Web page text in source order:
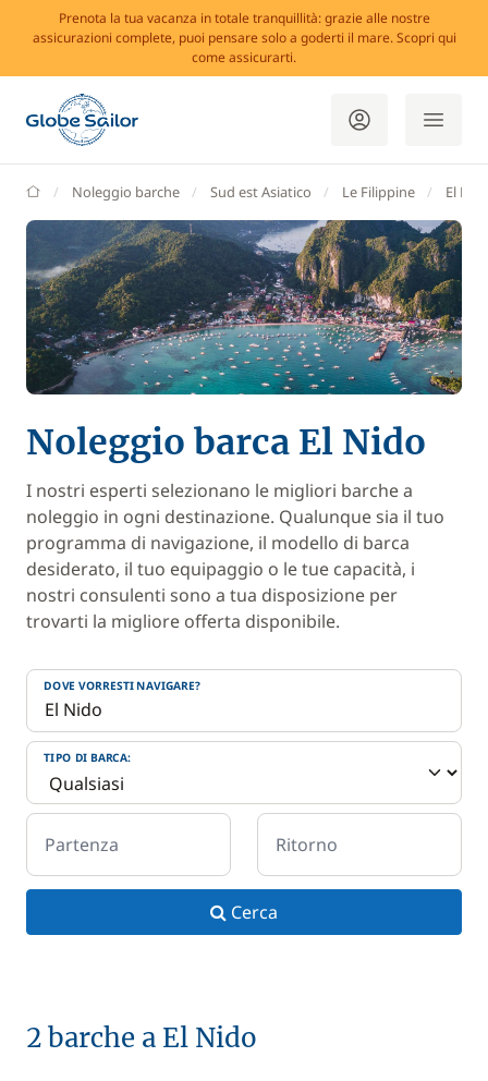
Prenota la tua vacanza in totale tranquillità: grazie alle nostre
assicurazioni complete, puoi pensare solo a goderti il mare. Scopri qui
come assicurarti.
GlobeSailor
Noleggio barche Sud est Asiatico Le Filippine El
Noleggio barca El Nido
I nostri esperti selezionano le migliori barche a
noleggio in ogni destinazione. Qualunque sia il tuo
programma di navigazione, il modello di barca
desiderato, il tuo equipaggio o le tue capacità, i
nostri consulenti sono a tua disposizione per
trovarti la migliore offerta disponibile.
DOVE VORRESTI NAVIGARE?
TIPO DI BARCA:
Partenza Ritorno
Cerca
2 barche a El Nido